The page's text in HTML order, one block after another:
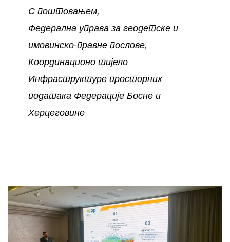
С поштовањем,
Федерална управа за геодетске и
имовинско-правне послове,
Координационо тијело
Инфраструктуре просторних
података Федерације Босне и
Херцеговине